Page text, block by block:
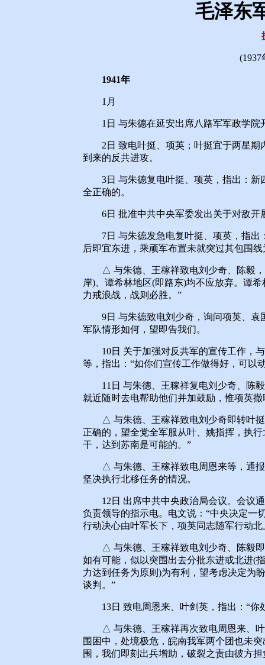
毛泽东
(1937
1941年
1月
1日 与朱德在延安出席八路军军政学院
2日 致电叶挺、项英；叶挺宜于两星期
到来的反共进攻。
3日 与朱德复电叶挺、项英，指出：新
全正确的。
6日 批准中共中央军委发出关于对敌开
7日 与朱德发急电复叶挺、项英，指出
后即宜东进，乘顽军布置未就突过其包围线
△ 与朱德、王稼祥致电刘少奇、陈毅，
岸)、谭希林地区(即路东)均不应放弃。谭
力戒浪战，战则必胜。”
9日 与朱德致电刘少奇，询问项英、袁
军队情形如何，望即告我们。
10日 关于加强对反共军的宣传工作，与
等，指出：“如你们宣传工作做得好，可以
11日 与朱德、王稼祥复电刘少奇、陈毅
就近随时去电帮助他们并加鼓励，惟项英
△ 与朱德、王稼祥致电刘少奇即转叶挺
正确的，望全党全军服从叶、姚指挥，执
干，达到苏南是可能的。”
△ 与朱德、王稼祥致电周恩来等，通报
坚决执行北移任务的情况。
12日 出席中共中央政治局会议。会议通
负责领导的指示电。电文说：“中央决定一
行动决心由叶军长下，项英同志随军行动北
△ 与朱德、王稼祥致电刘少奇、陈毅即
如有可能，似以突围出去分批东进或北进(
力达到任务为原则)为有利，望考虑决定为
谈判。”
13日 致电周恩来、叶剑英，指出：“你
△ 与朱德、王稼祥再次致电周恩来、叶
围困中，处境极危，皖南我军两个团也未
围，我们即刻出兵增助，破裂之责由彼方